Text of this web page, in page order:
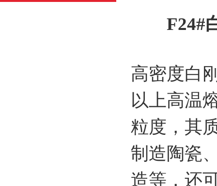
F24#
高密度白
以上高温
粒度，其
制造陶瓷
造等，还